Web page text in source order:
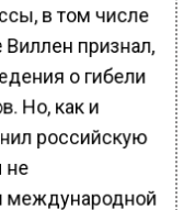
в том числе
признал,
о гибели
Но, как и
российскую
не
международной